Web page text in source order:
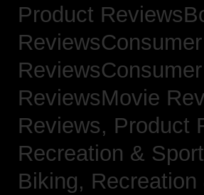
Product
ReviewsMovie
Reviews, Product
Recreation &
Biking,